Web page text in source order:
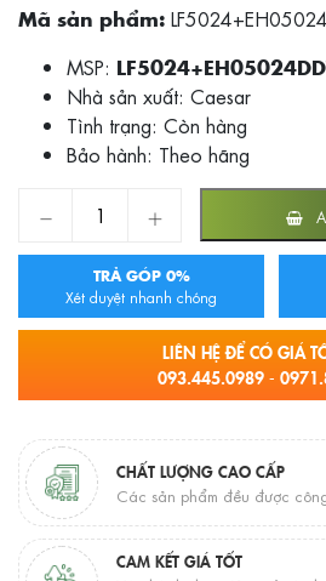
Mã sản phẩm:
MSP:
Nhà sản xuất: Caesar
Tình trạng: Còn hàng
Bảo hành: Theo hãng
LAVABO LIỀN BÀN CAESAR
TRẢ GÓP 0%
Xét duyệt nhanh chóng
LIÊN HỆ ĐỂ CÓ GIÁ
093.445.0989 -
CHẤT LƯỢNG CAO CẤP
Các sản phẩm đều được
CAM KẾT GIÁ TỐT